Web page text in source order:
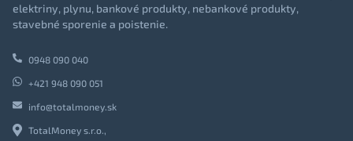
elektriny, plynu, bankové produkty, nebankové produkty,
stavebné sporenie a poistenie.
0948 090 040
+421 948 090 051
info@totalmoney.sk
TotalMoney s.r.o.,